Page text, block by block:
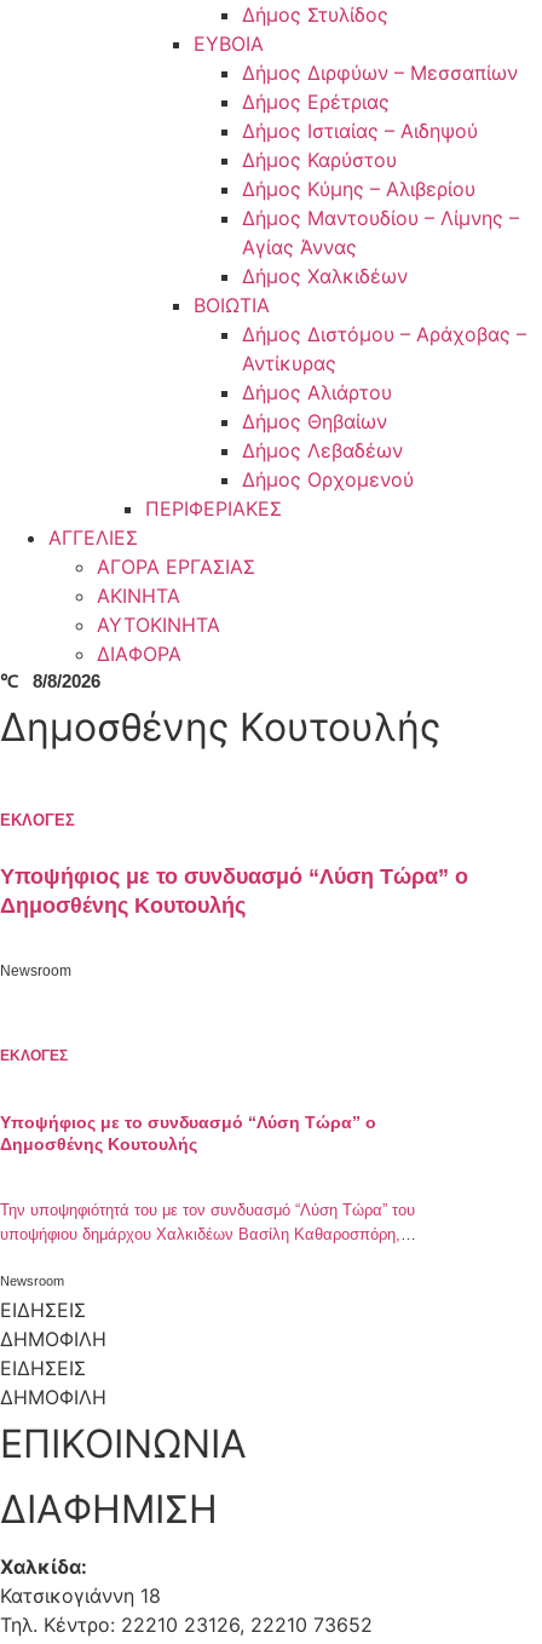
Δήμος Στυλίδος
ΕΥΒΟΙΑ
Δήμος Διρφύων – Μεσσαπίων
Δήμος Ερέτριας
Δήμος Ιστιαίας – Αιδηψού
Δήμος Καρύστου
Δήμος Κύμης – Αλιβερίου
Δήμος Μαντουδίου – Λίμνης –
Αγίας Άννας
Δήμος Χαλκιδέων
ΒΟΙΩΤΙΑ
Δήμος Διστόμου – Αράχοβας –
Αντίκυρας
Δήμος Αλιάρτου
Δήμος Θηβαίων
Δήμος Λεβαδέων
Δήμος Ορχομενού
ΠΕΡΙΦΕΡΙΑΚΕΣ
ΑΓΓΕΛΙΕΣ
ΑΓΟΡΑ ΕΡΓΑΣΙΑΣ
ΑΚΙΝΗΤΑ
ΑΥΤΟΚΙΝΗΤΑ
ΔΙΑΦΟΡΑ
℃ 8/8/2026
Δημοσθένης Κουτουλής
ΕΚΛΟΓΕΣ
Υποψήφιος με το συνδυασμό “Λύση Τώρα” ο
Δημοσθένης Κουτουλής
Newsroom
ΕΚΛΟΓΕΣ
Υποψήφιος με το συνδυασμό “Λύση Τώρα” ο
Δημοσθένης Κουτουλής
Την υποψηφιότητά του με τον συνδυασμό “Λύση Τώρα” του
υποψήφιου δημάρχου Χαλκιδέων Βασίλη Καθαροσπόρη,
Δημοσθένης Κουτουλής. Απόφοιτος του τμήματος πολιτικών
μηχανικών του Εθνικού Μετσόβιου Πολυτεχνείου και κάτοχος
του τίτλου Master of Science στο αντικείμενο Strengthening
πανεπιστήμιο του Leeds-UK, ο […]
Newsroom
ΕΙΔΗΣΕΙΣ
ΔΗΜΟΦΙΛΗ
ΕΙΔΗΣΕΙΣ
ΔΗΜΟΦΙΛΗ
ΕΠΙΚΟΙΝΩΝΙΑ
ΔΙΑΦΗΜΙΣΗ
Χαλκίδα:
Κατσικογιάννη 18
Τηλ. Κέντρο: 22210 23126, 22210 73652